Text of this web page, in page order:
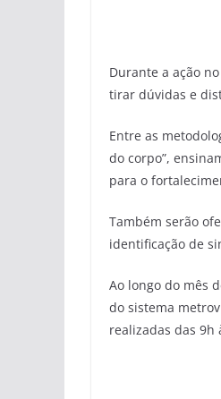
Durante a ação
tirar dúvidas e
Entre as
do corpo”,
para o
Também serão
identificação de
Ao longo do mês
do sistema
realizadas das 9h